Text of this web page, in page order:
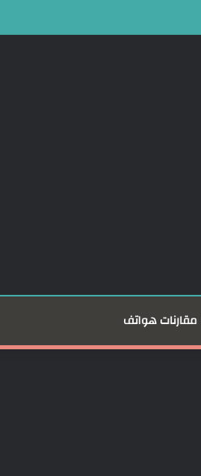
مقارنات هواتف